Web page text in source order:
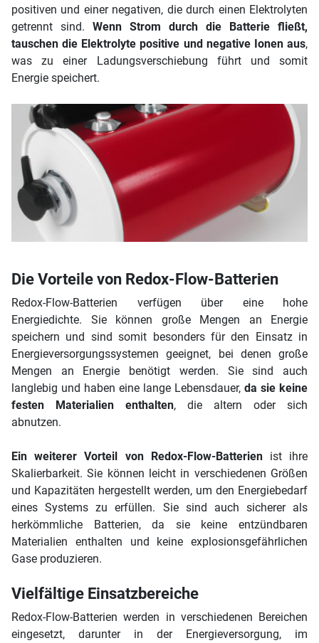
positiven und einer negativen, die durch einen Elektrolyten
getrennt sind. Wenn Strom durch die Batterie fließt,
tauschen die Elektrolyte positive und negative Ionen aus,
was zu einer Ladungsverschiebung führt und somit
Energie speichert.
Die Vorteile von Redox-Flow-Batterien
Redox-Flow-Batterien verfügen über eine hohe
Energiedichte. Sie können große Mengen an Energie
speichern und sind somit besonders für den Einsatz in
Energieversorgungssystemen geeignet, bei denen große
Mengen an Energie benötigt werden. Sie sind auch
langlebig und haben eine lange Lebensdauer, da sie keine
festen Materialien enthalten, die altern oder sich
abnutzen.
Ein weiterer Vorteil von Redox-Flow-Batterienist ihre
Skalierbarkeit. Sie können leicht in verschiedenen Größen
und Kapazitäten hergestellt werden, um den Energiebedarf
eines Systems zu erfüllen. Sie sind auch sicherer als
herkömmliche Batterien, da sie keine entzündbaren
Materialien enthalten und keine explosionsgefährlichen
Gase produzieren.
Vielfältige Einsatzbereiche
Redox-Flow-Batterien werden in verschiedenen Bereichen
eingesetzt, darunter in der Energieversorgung, im